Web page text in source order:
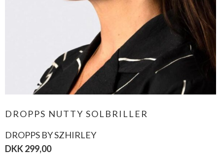
DROPPS NUTTY SOLBRILLER
DROPPS BY SZHIRLEY
DKK 299,00